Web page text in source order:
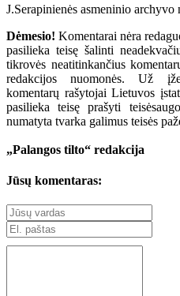
J.Serapinienės asmeninio archyvo
Dėmesio! Komentarai nėra
pasilieka teisę šalinti
tikrovės neatitinkančius
redakcijos nuomonės. Už
komentarų rašytojai Lietuvos
pasilieka teisę prašyti
numatyta tvarka galimus teisės
„Palangos tilto“ redakcija
Jūsų komentaras: